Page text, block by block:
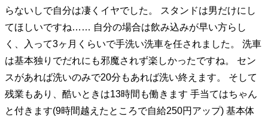
らないしで自分は凄くイヤでした。 スタンドは男だけにし
てほしいですね…… 自分の場合は飲み込みが早い方らし
く、入って3ヶ月くらいで手洗い洗車を任されました。 洗車
は基本独りでだれにも邪魔されず楽しかったですね。 セン
スがあれば洗いのみで20分もあれば洗い終えます。 そして
残業もあり、酷いときは13時間も働きます 手当てはちゃん
と付きます(9時間越えたところで自給250円アップ) 基本体